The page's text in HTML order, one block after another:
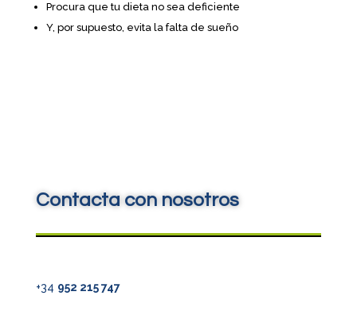
Procura que tu dieta no sea deficiente
Y, por supuesto, evita la falta de sueño
Contacta con nosotros
+34 952 215 747